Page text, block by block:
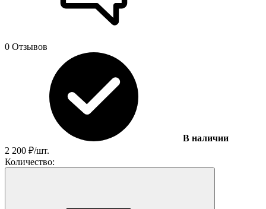
0 Отзывов
В наличии
2 200 ₽/шт.
Количество: